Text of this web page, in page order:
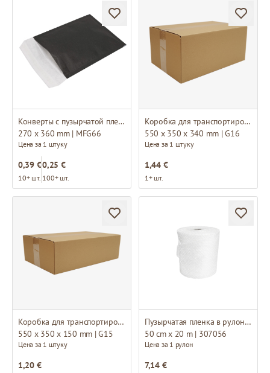
Конверты с пузырчатой пленкой H18
270 x 360 mm | MFG66
Цена за 1 штуку
0,39 €
10+ шт.
0,25 €
100+ шт.
Коробка для транспортировки
550 x 350 x 340 mm | G16
Цена за 1 штуку
1,44 €
1+ шт.
Коробка для транспортировки
550 x 350 x 150 mm | G15
Цена за 1 штуку
1,20 €
Пузырчатая пленка в рулонах
50 cm x 20 m | 307056
Цена за 1 рулон
7,14 €